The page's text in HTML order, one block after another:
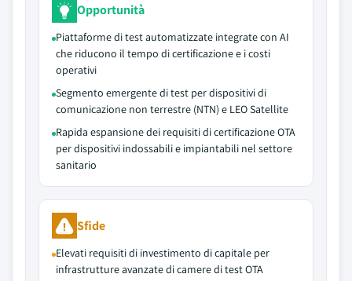
Opportunità
Piattaforme di test automatizzate integrate con AI
che riducono il tempo di certificazione e i costi
operativi
Segmento emergente di test per dispositivi di
comunicazione non terrestre (NTN) e LEO Satellite
Rapida espansione dei requisiti di certificazione OTA
per dispositivi indossabili e impiantabili nel settore
sanitario
Sfide
Elevati requisiti di investimento di capitale per
infrastrutture avanzate di camere di test OTA